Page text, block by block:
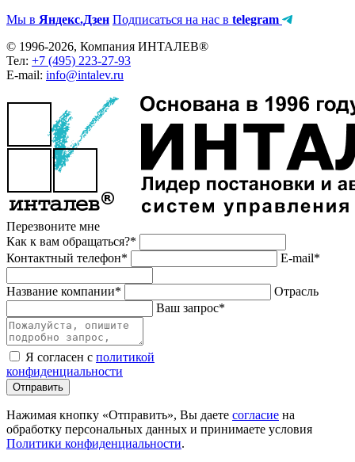
Мы в Яндекс.Дзен Подписаться на нас в telegram
© 1996-2026, Компания ИНТАЛЕВ®
Тел: +7 (495) 223-27-93
E-mail: info@intalev.ru
Перезвоните мне
Как к вам обращаться?*
Контактный телефон*
E-mail*
Название компании*
Отрасль
Ваш запрос*
Я согласен с политикой
конфиденциальности
Отправить
Нажимая кнопку «Отправить», Вы даете согласие на
обработку персональных данных и принимаете условия
Политики конфиденциальности.